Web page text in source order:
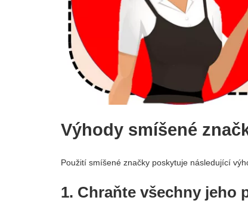
Výhody smíšené
Použití smíšené značky poskytuje následující
1. Chraňte všechny jeho